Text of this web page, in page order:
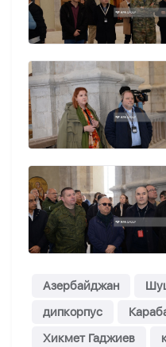
Азербайджан
дипкорпус
Хикмет Гаджиев